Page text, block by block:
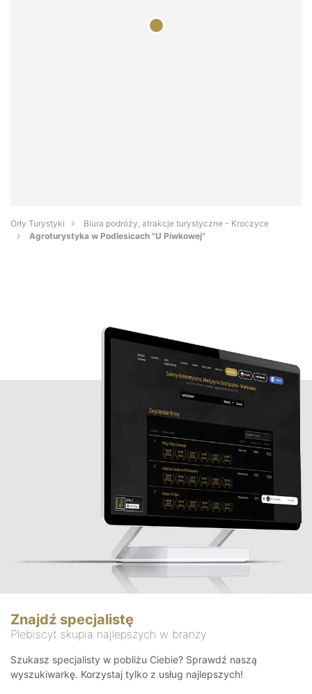
Orły Turystyki
Biura podróży, atrakcje turystyczne - Kroczyce
Agroturystyka w Podlesicach "U Piwkowej"
Znajdź specjalistę
Plebiscyt skupia najlepszych w branży
Szukasz specjalisty w pobliżu Ciebie? Sprawdź naszą
wyszukiwarkę. Korzystaj tylko z usług najlepszych!